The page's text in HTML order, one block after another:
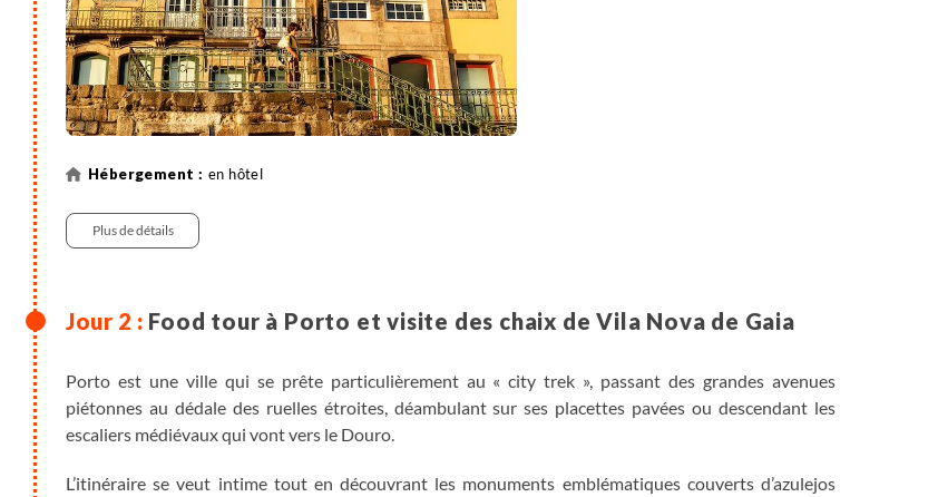
en hôtel
Plus de détails
Food tour à Porto et visite des chaix de Vila Nova de Gaia
Porto est une ville qui se prête particulièrement au « city trek », passant des grandes avenues
piétonnes au dédale des ruelles étroites, déambulant sur ses placettes pavées ou descendant les
escaliers médiévaux qui vont vers le Douro.
L’itinéraire se veut intime tout en découvrant les monuments emblématiques couverts d’azulejos